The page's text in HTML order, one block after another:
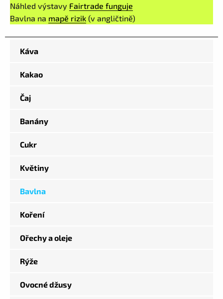
Káva
Kakao
Čaj
Banány
Cukr
Květiny
Bavlna
Koření
Ořechy a oleje
Rýže
Ovocné džusy
Náhled výstavy Fairtrade funguje
Bavlna na mapě rizik (v angličtině)